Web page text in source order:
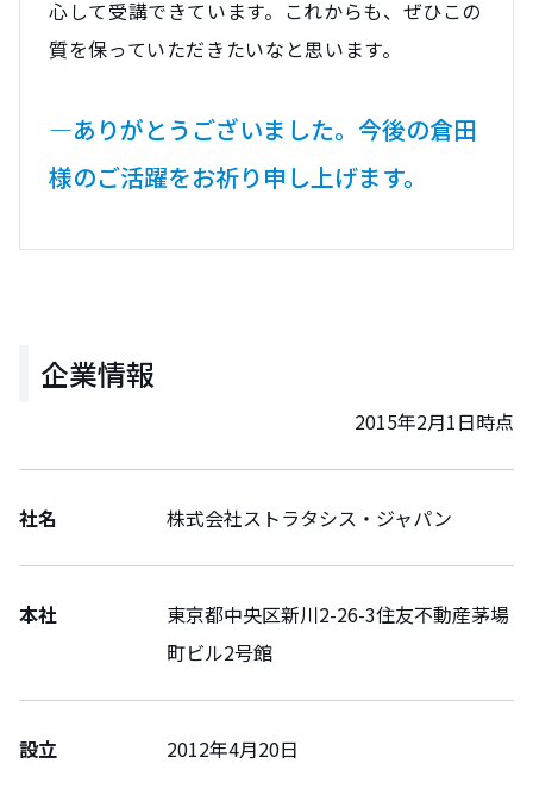
心して受講できています。これからも、ぜひこの
質を保っていただきたいなと思います。
―ありがとうございました。今後の倉田
様のご活躍をお祈り申し上げます。
企業情報
2015年2月1日時点
社名 株式会社ストラタシス・ジャパン
本社
東京都中央区新川2-26-3住友不動産茅場
町ビル2号館
設立 2012年4月20日